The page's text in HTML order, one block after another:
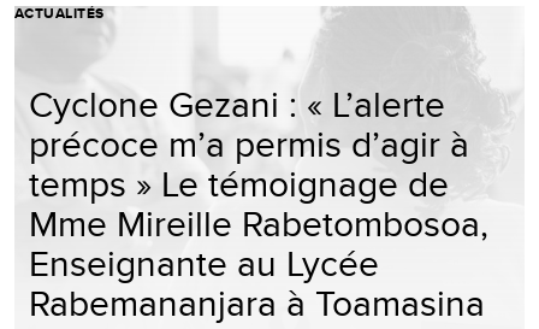
ACTUALITÉS
Cyclone Gezani : « L’alerte
précoce m’a permis d’agir à
temps » Le témoignage de
Mme Mireille Rabetombosoa,
Enseignante au Lycée
Rabemananjara à Toamasina